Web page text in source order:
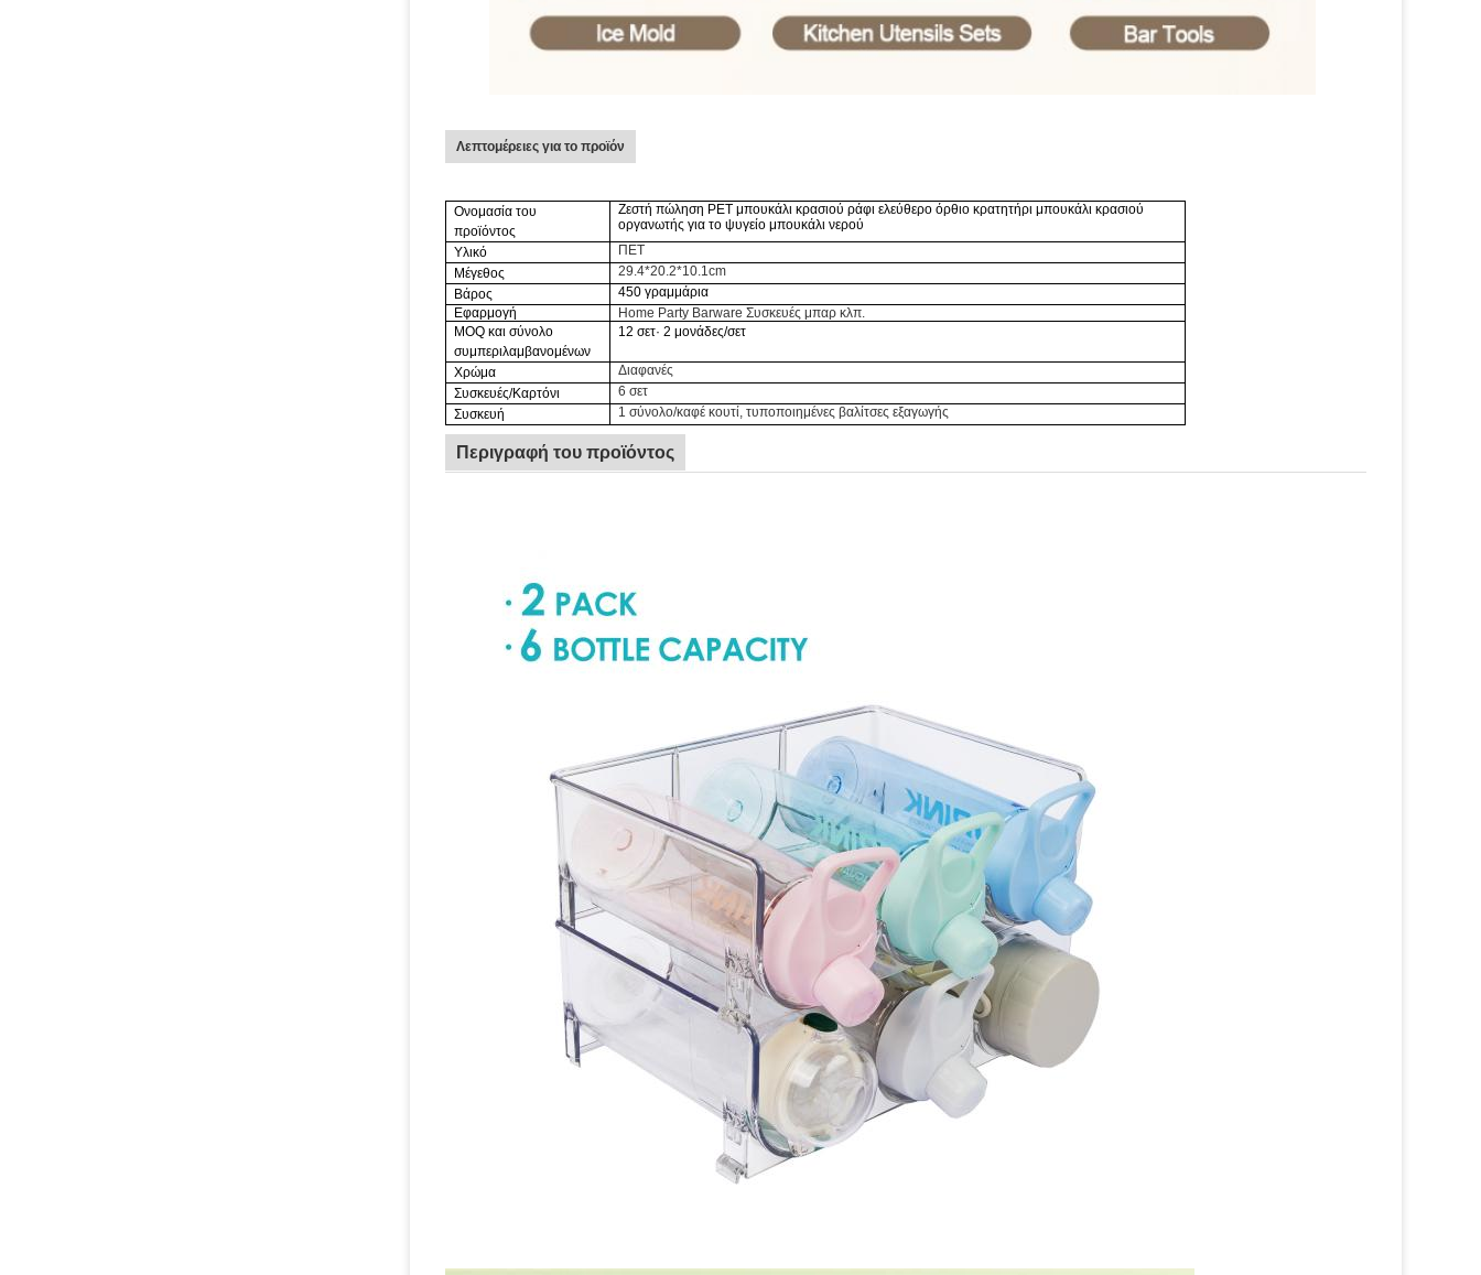
Λεπτομέρειες για το προϊόν
Ονομασία του
προϊόντος
Ζεστή πώληση PET μπουκάλι κρασιού ράφι ελεύθερο όρθιο κρατητήρι μπουκάλι κρασιού
οργανωτής για το ψυγείο μπουκάλι νερού
Υλικό
ΠΕΤ
Μέγεθος
29.4*20.2*10.1cm
Βάρος
450 γραμμάρια
Εφαρμογή
Home Party Barware Συσκευές μπαρ κλπ.
MOQ και σύνολο
συμπεριλαμβανομένων
12 σετ· 2 μονάδες/σετ
Χρώμα
Διαφανές
Συσκευές/Καρτόνι
6 σετ
Συσκευή
1 σύνολο/καφέ κουτί, τυποποιημένες βαλίτσες εξαγωγής
Περιγραφή του προϊόντος